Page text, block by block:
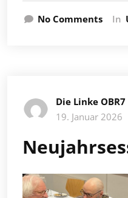
No Comments In
Die Linke OBR7
19. Januar 2026